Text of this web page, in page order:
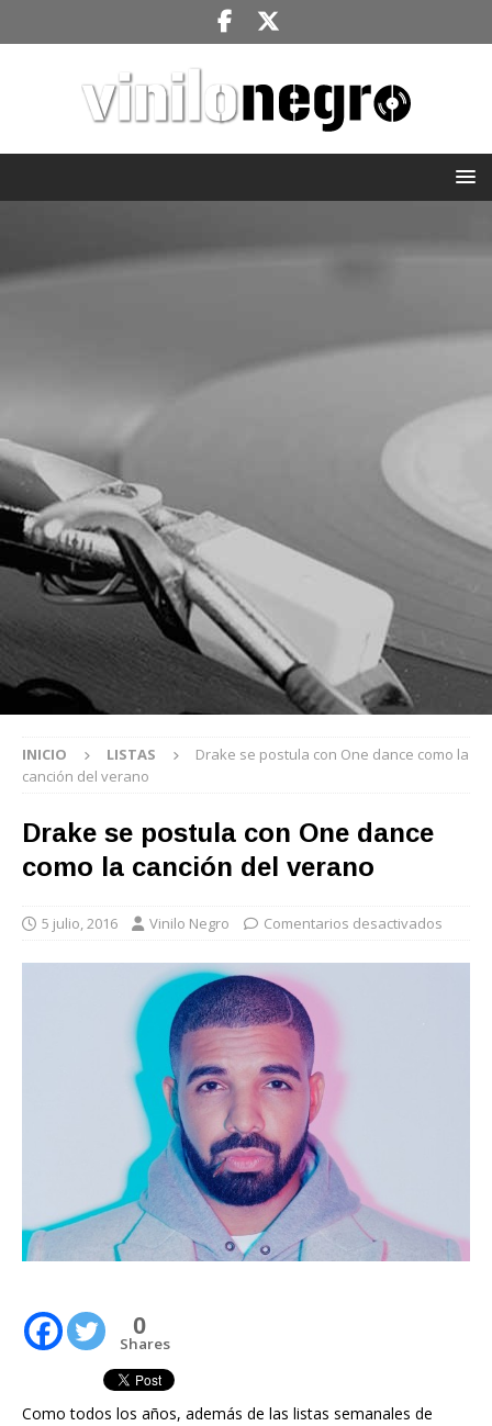
INICIO LISTAS
Drake se postula con One dance como la
canción del verano
Drake se postula con One dance
como la canción del verano
5 julio, 2016 Vinilo Negro Comentarios desactivados
0
Shares
Como todos los años, además de las listas semanales de